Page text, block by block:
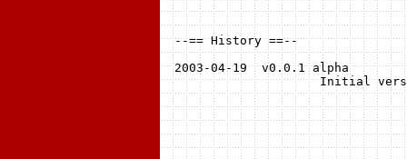
--== History ==--
2003-04-19  v0.0.1 alpha
Initial